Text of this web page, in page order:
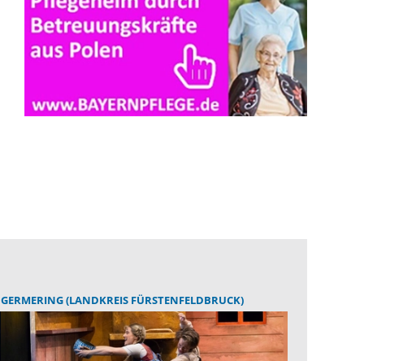
GERMERING (LANDKREIS FÜRSTENFELDBRUCK)